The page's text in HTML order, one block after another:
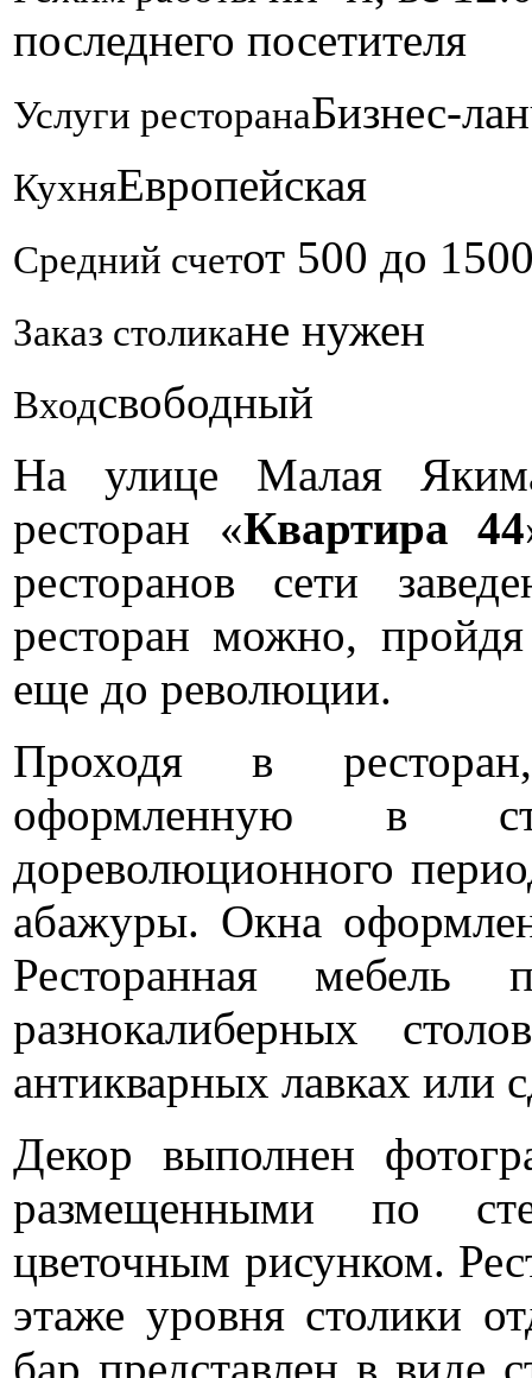
последнего посетителя
Услуги ресторанаБизнес-
КухняЕвропейская
Средний счетот 500 до
Заказ столикане нужен
Входсвободный
На улице Малая
ресторан «Квартира 44
ресторанов сети
ресторан можно,
еще до революции.
Проходя в
оформленную в
дореволюционного
абажуры. Окна
Ресторанная мебель
разнокалиберных
антикварных лавках или
Декор выполнен
размещенными по
цветочным рисунком.
этаже уровня столики
бар представлен в виде